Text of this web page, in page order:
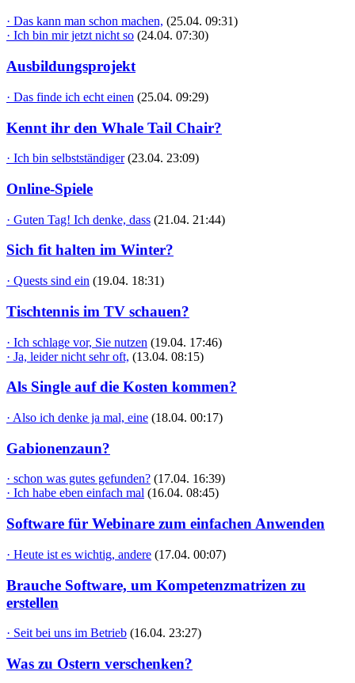
· Das kann man schon machen, (25.04. 09:31)
· Ich bin mir jetzt nicht so (24.04. 07:30)
Ausbildungsprojekt
· Das finde ich echt einen (25.04. 09:29)
Kennt ihr den Whale Tail Chair?
· Ich bin selbstständiger (23.04. 23:09)
Online-Spiele
· Guten Tag! Ich denke, dass (21.04. 21:44)
Sich fit halten im Winter?
· Quests sind ein (19.04. 18:31)
Tischtennis im TV schauen?
· Ich schlage vor, Sie nutzen (19.04. 17:46)
· Ja, leider nicht sehr oft, (13.04. 08:15)
Als Single auf die Kosten kommen?
· Also ich denke ja mal, eine (18.04. 00:17)
Gabionenzaun?
· schon was gutes gefunden? (17.04. 16:39)
· Ich habe eben einfach mal (16.04. 08:45)
Software für Webinare zum einfachen Anwenden
· Heute ist es wichtig, andere (17.04. 00:07)
Brauche Software, um Kompetenzmatrizen zu
erstellen
· Seit bei uns im Betrieb (16.04. 23:27)
Was zu Ostern verschenken?